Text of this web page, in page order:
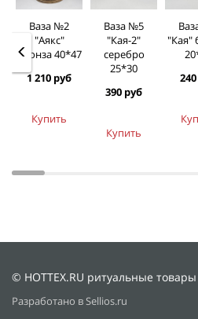
Ваза №2
"Аякс"
бронза 40*47
1 210 руб
Купить
Ваза №5
"Кая-2"
серебро
25*30
390 руб
Купить
"Кая"
© HOTTEX.RU ритуальные
Разработано в Sellios.ru